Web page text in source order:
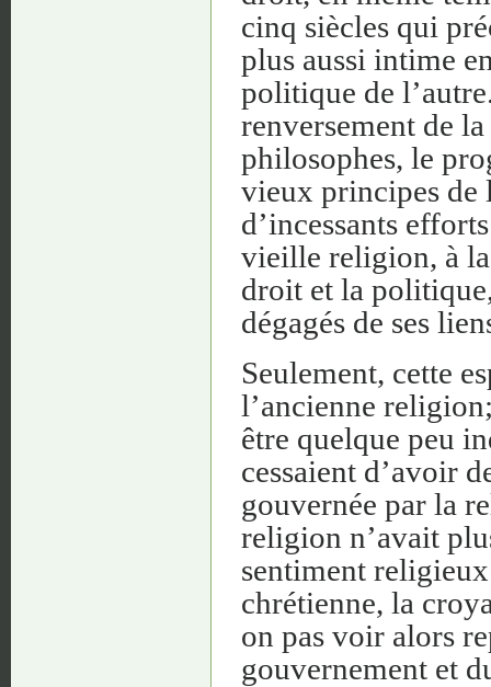
cinq siècles qui
plus aussi intime
politique de
renversement de
philosophes, le
vieux principes de
d’incessants
vieille religion, à
droit et la
dégagés de ses
Seulement, cette
l’ancienne
être quelque peu
cessaient d’avoir
gouvernée par la
religion n’avait
sentiment
chrétienne, la
on pas voir alors
gouvernement et